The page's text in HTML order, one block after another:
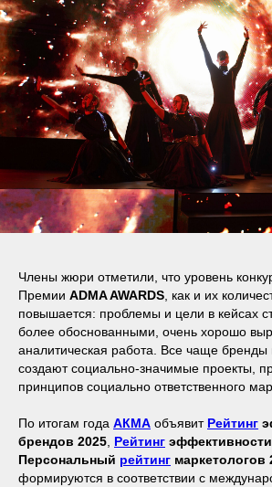
Члены жюри отметили, что уровень
Премии ADMA AWARDS , как и их
повышается: проблемы и цели в кейсах
более обоснованными, очень хорошо
аналитическая работа. Все чаще бренды
создают социально-значимые проекты,
принципов социально ответственного
По итогам года АКМА объявит Рейтинг
брендов 2025 Рейтинг эффективности
Персональный рейтинг маркетологов
формируются в соответствии с